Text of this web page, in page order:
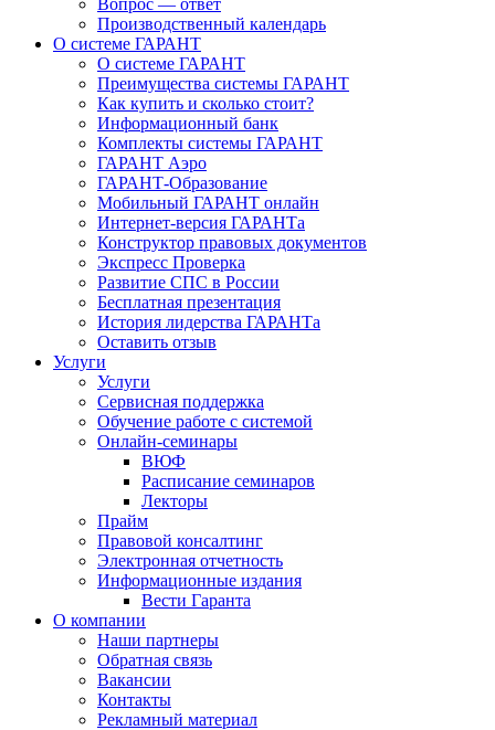
Вопрос — ответ
Производственный календарь
О системе ГАРАНТ
О системе ГАРАНТ
Преимущества системы ГАРАНТ
Как купить и сколько стоит?
Информационный банк
Комплекты системы ГАРАНТ
ГАРАНТ Аэро
ГАРАНТ-Образование
Мобильный ГАРАНТ онлайн
Интернет-версия ГАРАНТа
Конструктор правовых документов
Экспресс Проверка
Развитие СПС в России
Бесплатная презентация
История лидерства ГАРАНТа
Оставить отзыв
Услуги
Услуги
Сервисная поддержка
Обучение работе с системой
Онлайн-семинары
ВЮФ
Расписание семинаров
Лекторы
Прайм
Правовой консалтинг
Электронная отчетность
Информационные издания
Вести Гаранта
О компании
Наши партнеры
Обратная связь
Вакансии
Контакты
Рекламный материал